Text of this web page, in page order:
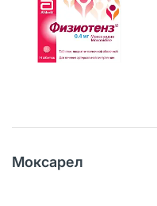
Моксарел